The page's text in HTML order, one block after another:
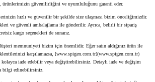
ürünlerimizin güvenilirliğini ve uyumluluğunu garanti eder.
hızlı ve güvenilir bir şekilde size ulaşması bizim önceliğimizdir.
ve güvenli ambalajlama ile gönderilir. Ayrıca, belirli bir sipariş
kargo seçenekleri de sunarız.
memnuniyeti bizim için önemlidir. Eğer satın aldığınız ürün ile
karşılamazsa, [www.spigen.com.tr](www.spigen.com.tr)
kolayca iade edebilir veya değiştirebilirsiniz. Detaylı iade ve değişim
bilgi edinebilirsiniz.